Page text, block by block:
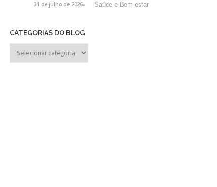
31 de julho de 2026 Saúde e Bem-estar
CATEGORIAS DO BLOG